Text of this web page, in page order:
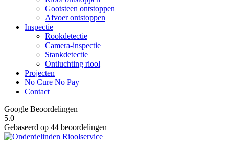
Gootsteen ontstoppen
Afvoer ontstoppen
Inspectie
Rookdetectie
Camera-inspectie
Stankdetectie
Ontluchting riool
Projecten
No Cure No Pay
Contact
Google Beoordelingen
5.0
Gebaseerd op 44 beoordelingen